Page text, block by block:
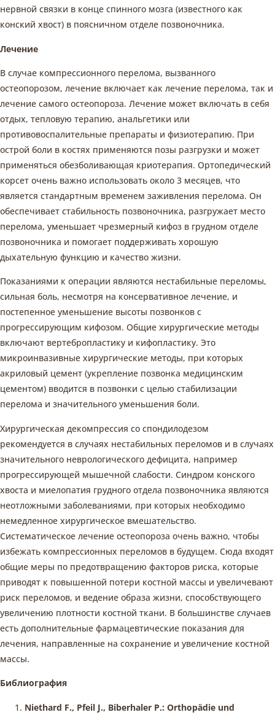
нервной связки в конце спинного мозга (известного как
конский хвост) в поясничном отделе позвоночника.
Лечение
В случае компрессионного перелома, вызванного
остеопорозом, лечение включает как лечение перелома, так и
лечение самого остеопороза. Лечение может включать в себя
отдых, тепловую терапию, анальгетики или
противовоспалительные препараты и физиотерапию. При
острой боли в костях применяются позы разгрузки и может
применяться обезболивающая криотерапия. Ортопедический
корсет очень важно использовать около 3 месяцев, что
является стандартным временем заживления перелома. Он
обеспечивает стабильность позвоночника, разгружает место
перелома, уменьшает чрезмерный кифоз в грудном отделе
позвоночника и помогает поддерживать хорошую
дыхательную функцию и качество жизни.
Показаниями к операции являются нестабильные переломы,
сильная боль, несмотря на консервативное лечение, и
постепенное уменьшение высоты позвонков с
прогрессирующим кифозом. Общие хирургические методы
включают вертебропластику и кифопластику. Это
микроинвазивные хирургические методы, при которых
акриловый цемент (укрепление позвонка медицинским
цементом) вводится в позвонки с целью стабилизации
перелома и значительного уменьшения боли.
Хирургическая декомпрессия со спондилодезом
рекомендуется в случаях нестабильных переломов и в случаях
значительного неврологического дефицита, например
прогрессирующей мышечной слабости. Синдром конского
хвоста и миелопатия грудного отдела позвоночника являются
неотложными заболеваниями, при которых необходимо
немедленное хирургическое вмешательство.
Систематическое лечение остеопороза очень важно, чтобы
избежать компрессионных переломов в будущем. Сюда входят
общие меры по предотвращению факторов риска, которые
приводят к повышенной потери костной массы и увеличевают
риск переломов, и ведение образа жизни, способствующего
увеличению плотности костной ткани. В большинстве случаев
есть дополнительные фармацевтические показания для
лечения, направленные на сохранение и увеличение костной
массы.
Библиография
Niethard F., Pfeil J., Biberhaler P.: Orthopädie und